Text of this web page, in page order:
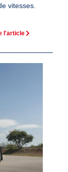
vitesses.
l'article